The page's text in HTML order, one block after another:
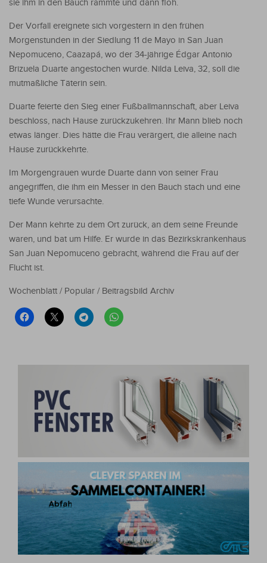
sie ihm in den Bauch rammte und dann floh.
Der Vorfall ereignete sich vorgestern in den frühen
Morgenstunden in der Siedlung 11 de Mayo in San Juan
Nepomuceno, Caazapá, wo der 34-jährige Édgar Antonio
Brizuela Duarte angestochen wurde. Nilda Leiva, 32, soll die
mutmaßliche Täterin sein.
Duarte feierte den Sieg einer Fußballmannschaft, aber Leiva
beschloss, nach Hause zurückzukehren. Ihr Mann blieb noch
etwas länger. Dies hätte die Frau verärgert, die alleine nach
Hause zurückkehrte.
Im Morgengrauen wurde Duarte dann von seiner Frau
angegriffen, die ihm ein Messer in den Bauch stach und eine
tiefe Wunde verursachte.
Der Mann kehrte zu dem Ort zurück, an dem seine Freunde
waren, und bat um Hilfe. Er wurde in das Bezirkskrankenhaus
San Juan Nepomuceno gebracht, während die Frau auf der
Flucht ist.
Wochenblatt / Popular / Beitragsbild Archiv